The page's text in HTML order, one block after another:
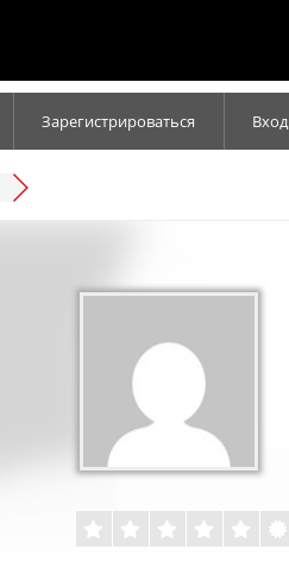
Зарегистрироваться Вход